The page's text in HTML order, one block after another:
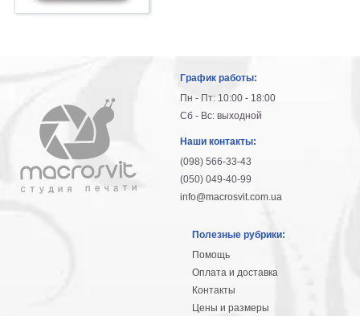
График работы:
Пн - Пт: 10:00 - 18:00
Сб - Вс: выходной
Наши контакты:
(098) 566-33-43
(050) 049-40-99
info@macrosvit.com.ua
Полезные рубрики:
Помощь
Оплата и доставка
Контакты
Цены и размеры